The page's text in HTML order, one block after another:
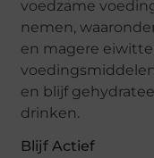
voedzame
nemen,
en magere
en blijf
drinken.
Blijf Actief